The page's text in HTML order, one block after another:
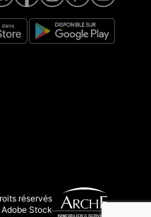
réservés
Stock